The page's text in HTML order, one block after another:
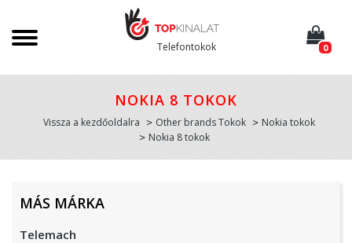
Telefontokok 0
NOKIA 8 TOKOK
Vissza a kezdőoldalra Other brands Tokok
Nokia tokok
Nokia 8 tokok
MÁS MÁRKA
Telemach